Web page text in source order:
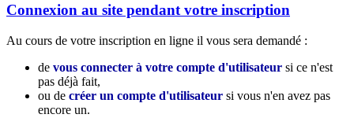
Connexion au site pendant votre inscription
Au cours de votre inscription en ligne il vous sera demandé :
de vous connecter à votre compte d'utilisateur si ce n'est
pas déjà fait,
ou de créer un compte d'utilisateur si vous n'en avez pas
encore un.